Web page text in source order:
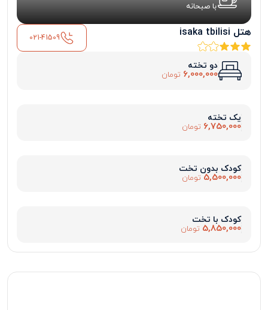
با صبحانه
هتل isaka tbilisi 021-41509
دو تخته
6,000,000 تومان
یک تخته
6,750,000 تومان
کودک بدون تخت
5,500,000 تومان
کودک با تخت
5,850,000 تومان